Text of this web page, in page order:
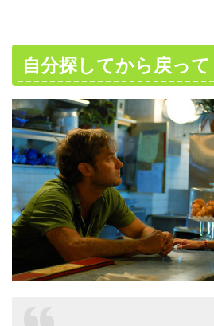
自分探してから戻っ